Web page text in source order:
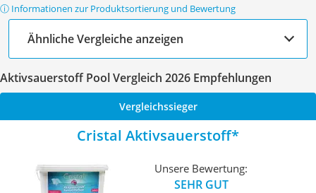
ⓘ Informationen zur Produktsortierung und Bewertung
Ähnliche Vergleiche anzeigen
Aktivsauerstoff Pool Vergleich 2026 Empfehlungen
Vergleichssieger
Cristal Aktivsauerstoff
Unsere Bewertung:
SEHR GUT